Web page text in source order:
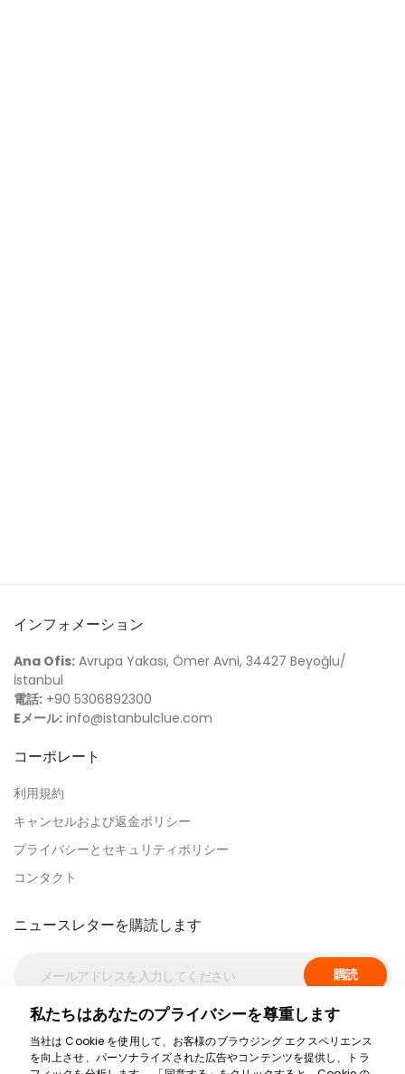
インフォメーション
Ana Ofis: Avrupa Yakası, Ömer Avni, 34427 Beyoğlu/
İstanbul
電話: +90 5306892300
Eメール: info@istanbulclue.com
コーポレート
利用規約
キャンセルおよび返金ポリシー
プライバシーとセキュリティポリシー
コンタクト
ニュースレターを購読します
購読
安全なお支払い
私たちはあなたのプライバシーを尊重します
当社は Cookie を使用して、お客様のブラウジング エクスペリエンス
を向上させ、パーソナライズされた広告やコンテンツを提供し、トラ